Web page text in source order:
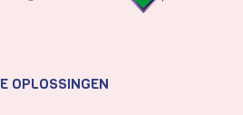
OPLOSSINGEN